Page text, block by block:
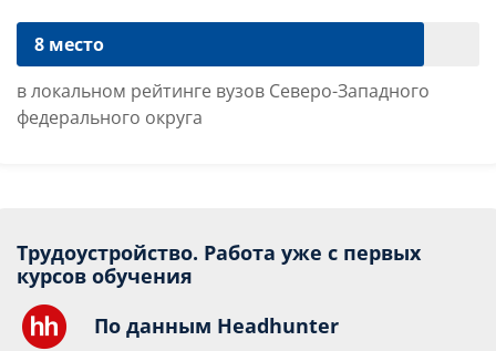
8 место
в локальном рейтинге вузов Северо-Западного
федерального округа
Трудоустройство. Работа уже с первых
курсов обучения
По данным Headhunter